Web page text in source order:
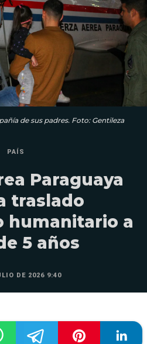
de sus padres. Foto: Gentileza
PAÍS
Paraguaya
traslado
humanitario a
5 años
DE 2026 9:40